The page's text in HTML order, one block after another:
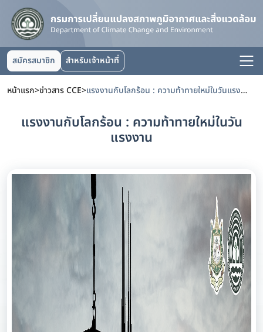
สมัครสมาชิก สำหรับเจ้าหน้าที่
หน้าแรก>ข่าวสาร CCE> แรงงานกับโลกร้อน : ความท้าทายใหม่ในวันแรงงาน
แรงงานกับโลกร้อน : ความท้าทายใหม่ในวัน
แรงงาน